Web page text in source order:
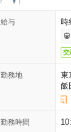
給与 時
交
勤務地
東
飯
勤務時間